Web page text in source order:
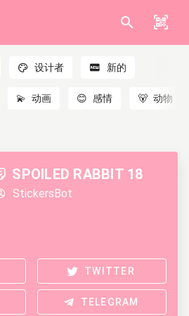
设计者 新的
💫 动画 😊 感情 🐻 动物
SPOILED RABBIT 18
StickersBot
TWITTER
TELEGRAM